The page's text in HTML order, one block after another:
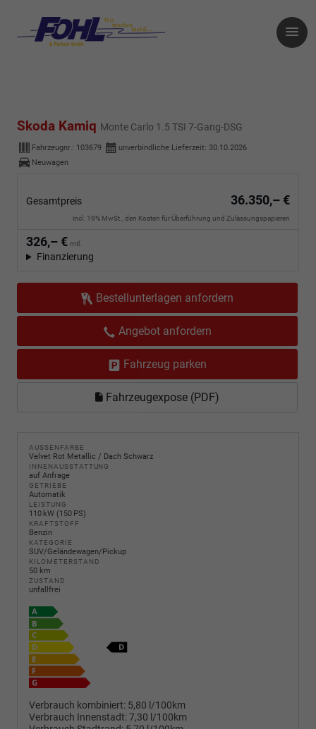
Skoda Kamiq Monte Carlo 1.5 TSI 7-Gang-DSG
Fahrzeugnr.: 103679 unverbindliche Lieferzeit: 30.10.2026
Neuwagen
Gesamtpreis 36.350,– €
incl. 19% MwSt., den Kosten für Überführung und Zulassungspapieren
326,– € mtl.
Finanzierung
Bestellunterlagen anfordern
Angebot anfordern
Fahrzeug parken
Fahrzeugexpose (PDF)
AUSSENFARBE
Velvet Rot Metallic / Dach Schwarz
INNENAUSSTATTUNG
auf Anfrage
GETRIEBE
Automatik
LEISTUNG
110 kW (150 PS)
KRAFTSTOFF
Benzin
KATEGORIE
SUV/Geländewagen/Pickup
KILOMETERSTAND
50 km
ZUSTAND
unfallfrei
Verbrauch kombiniert: 5,80 l/100km
Verbrauch Innenstadt:7,30 l/100km